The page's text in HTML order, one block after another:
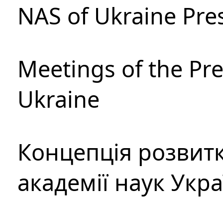
NAS of Ukraine
Meetings of the
Ukraine
Концепція
академії наук